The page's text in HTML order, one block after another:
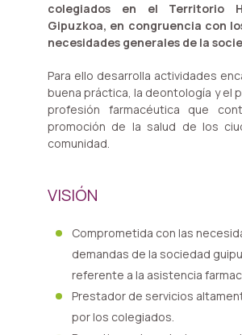
colegiados en el Territorio
Gipuzkoa, en congruencia con
necesidades generales de la
Para ello desarrolla actividades
buena práctica, la deontología y el
profesión farmacéutica que
promoción de la salud de los
comunidad.
VISIÓN
Comprometida con las
demandas de la sociedad
referente a la asistencia
Prestador de servicios
por los colegiados.